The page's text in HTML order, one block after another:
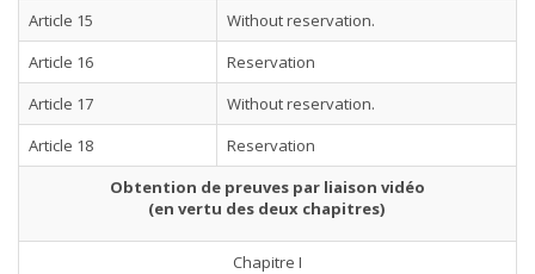
Article 15
Without reservation.
Article 16
Reservation
Article 17
Without reservation.
Article 18
Reservation
Obtention de preuves par liaison vidéo
(en vertu des deux chapitres)
Chapitre I